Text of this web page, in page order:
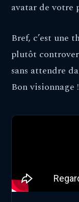
avatar de votre
Bref, c’est une
plutôt
sans attendre
Bon visionnage !